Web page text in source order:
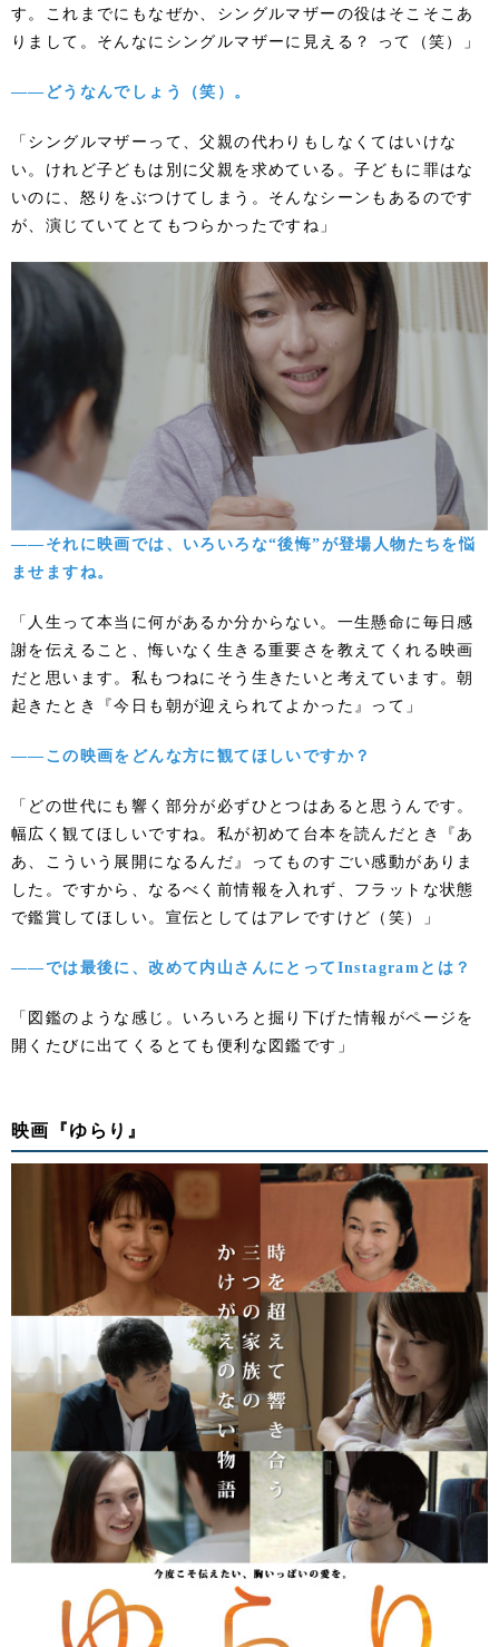
す。これまでにもなぜか、シングルマザーの役はそこそこあ
りまして。そんなにシングルマザーに見える？ って（笑）」
――どうなんでしょう（笑）。
「シングルマザーって、父親の代わりもしなくてはいけな
い。けれど子どもは別に父親を求めている。子どもに罪はな
いのに、怒りをぶつけてしまう。そんなシーンもあるのです
が、演じていてとてもつらかったですね」
――それに映画では、いろいろな“後悔”が登場人物たちを悩
ませますね。
「人生って本当に何があるか分からない。一生懸命に毎日感
謝を伝えること、悔いなく生きる重要さを教えてくれる映画
だと思います。私もつねにそう生きたいと考えています。朝
起きたとき『今日も朝が迎えられてよかった』って」
――この映画をどんな方に観てほしいですか？
「どの世代にも響く部分が必ずひとつはあると思うんです。
幅広く観てほしいですね。私が初めて台本を読んだとき『あ
あ、こういう展開になるんだ』ってものすごい感動がありま
した。ですから、なるべく前情報を入れず、フラットな状態
で鑑賞してほしい。宣伝としてはアレですけど（笑）」
――では最後に、改めて内山さんにとってInstagramとは？
「図鑑のような感じ。いろいろと掘り下げた情報がページを
開くたびに出てくるとても便利な図鑑です」
映画『ゆらり』